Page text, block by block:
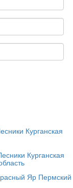
Курганская